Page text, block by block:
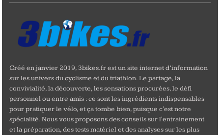
Créé en janvier 2019, 3bikes.fr est un site internet d’information
sur les univers du cyclisme et du triathlon. Le partage, la
convivialité, la découverte, les sensations procurées, le défi
personnel ou entre amis : ce sont les ingrédients indispensables
pour pratiquer le vélo, et ça tombe bien, puisque c'est notre
spécialité. Nous vous proposons des conseils sur l'entrainement
et la préparation, des tests matériel et des analyses sur les plus